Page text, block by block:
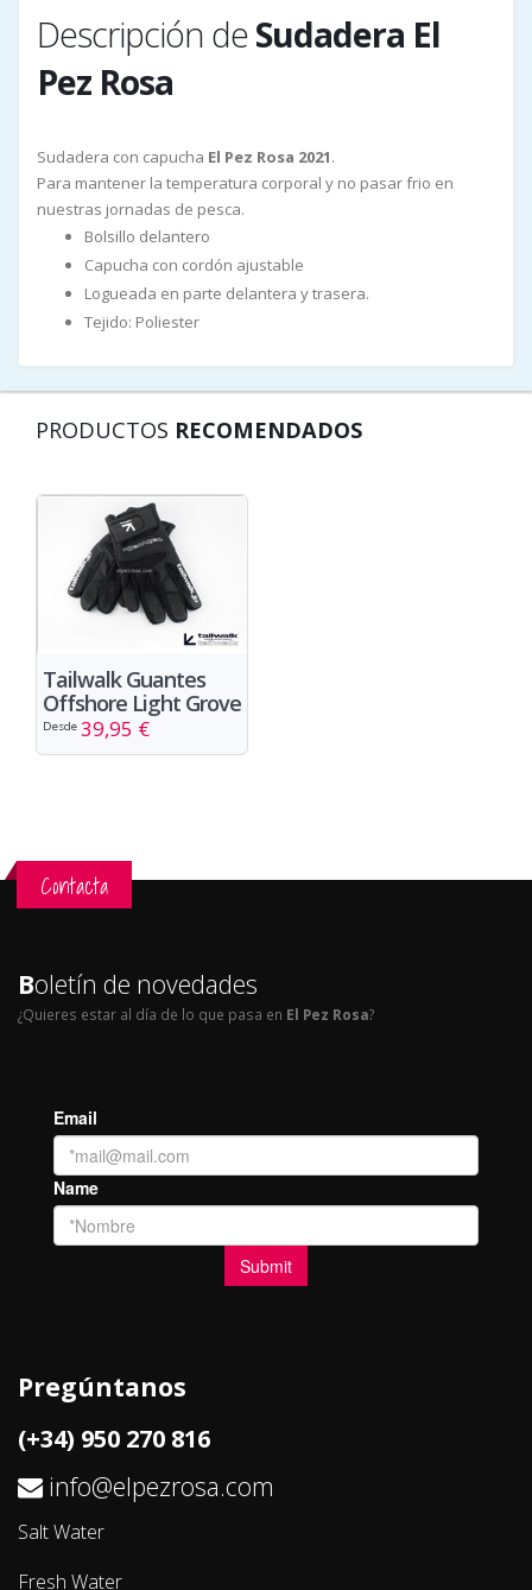
Descripción deSudadera El
Pez Rosa
Sudadera con capucha El Pez Rosa 2021.
Para mantener la temperatura corporal y no pasar frio en
nuestras jornadas de pesca.
Bolsillo delantero
Capucha con cordón ajustable
Logueada en parte delantera y trasera.
Tejido: Poliester
PRODUCTOS RECOMENDADOS
Tailwalk Guantes
Offshore Light Grove
Desde 39,95 €
Contacta
Boletín de novedades
¿Quieres estar al día de lo que pasa en El Pez Rosa?
Pregúntanos
(+34) 950 270 816
info@elpezrosa.com
Salt Water
Fresh Water